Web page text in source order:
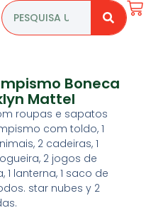
Boneca
Mattel
roupas e sapatos
com toldo, 1
2 cadeiras, 1
2 jogos de
lanterna, 1 saco de
star nubes y 2